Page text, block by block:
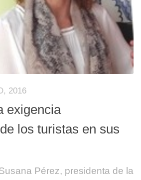
2016
exigencia
los turistas en sus
Pérez, presidenta de la